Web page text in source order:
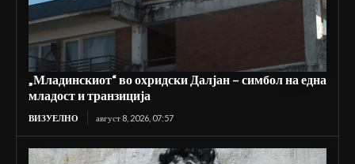
„Младинскиот“ во охридски Далјан – симбол на една
младост и транзиција
ВИЗУЕЛНО август 8, 2026, 07:57